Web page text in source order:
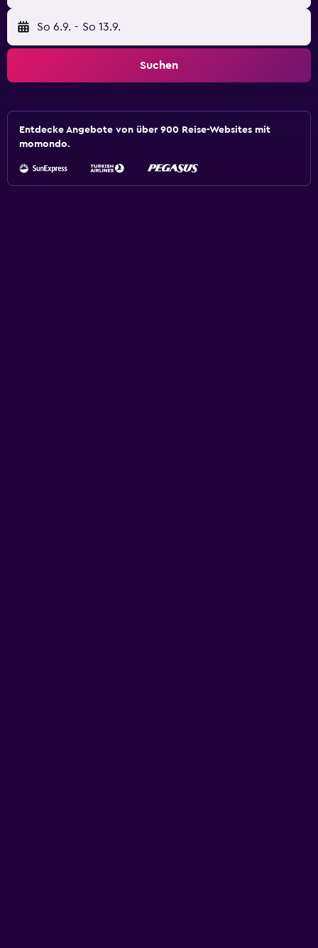
So 6.9. - So 13.9.
Suchen
Entdecke Angebote von über 900 Reise-Websites mit
momondo.